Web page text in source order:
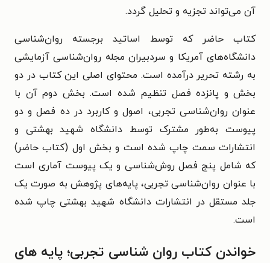
آن می‌تواند تجزیه و تحلیل گردد.
کتاب حاضر که توسط اساتید برجسته روان‌شناسی
دانشگاه‌های آمریکا و سردبیران مجله روان‌شناسی آزمایشی
به رشته تحریر درآمده است. محتوای اصلی این کتاب در دو
بخش و پانزده فصل تنظیم شده است. بخش دوم آن با
عنوان روان‌شناسی تجربی، اصول و کاربرد در ده فصل و دو
پیوست به‌طور مشترک توسط دانشگاه شهید بهشتی و
انتشارات سمت چاپ شده است و بخش اول (کتاب حاضر)
که شامل پنج فصل روش‌شناسی و یک پیوست آماری است
با عنوان روان‌شناسی تجربی، پایه‌های پژوهش به صورت یک
جلد مستقل در انتشارات دانشگاه شهید بهشتی چاپ شده
است.
خواندن کتاب روان شناسی تجربی؛ پایه های